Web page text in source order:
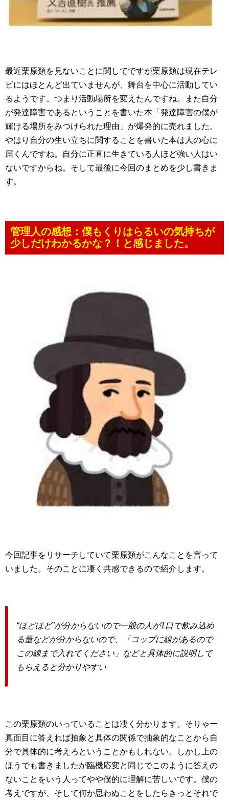
最近栗原類を見ないことに関してですが栗原類は現在テレ
ビにはほとんど出ていませんが、舞台を中心に活動してい
るようです。つまり活動場所を変えたんですね。また自分
が発達障害であるということを書いた本「発達障害の僕が
輝ける場所をみつけられた理由」が爆発的に売れました。
やはり自分の生い立ちに関することを書いた本は人の心に
届くんですね。自分に正直に生きている人ほど強い人はい
ないですからね。そして最後に今回のまとめを少し書きま
す。
管理人の感想：僕もくりはらるいの気持ちが
少しだけわかるかな？！と感じました。
今回記事をリサーチしていて栗原類がこんなことを言って
いました。そのことに凄く共感できるので紹介します。
“ほどほど”が分からないので一般の人が1口で飲み込め
る量などが分からないので、「コップに線があるので
この線まで入れてください」などと具体的に説明して
もらえると分かりやすい
この栗原類のいっていることは凄く分かります。そりゃー
真面目に答えれば抽象と具体の関係で抽象的なことから自
分で具体的に考えろということかもしれない。しかし上の
ほうでも書きましたが臨機応変と同じでこのように答えの
ないことをいう人ってやや僕的に理解に苦しいです。僕の
考えですが、そして何か思わぬことをしたらきっとそれで